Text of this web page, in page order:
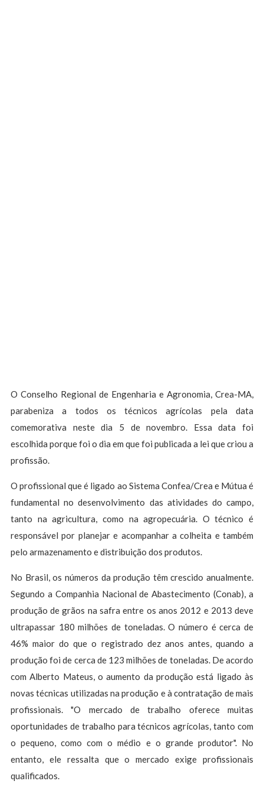
O Conselho Regional de Engenharia e Agronomia, Crea-MA,
parabeniza a todos os técnicos agrícolas pela data
comemorativa neste dia 5 de novembro. Essa data foi
escolhida porque foi o dia em que foi publicada a lei que criou a
profissão.
O profissional que é ligado ao Sistema Confea/Crea e Mútua é
fundamental no desenvolvimento das atividades do campo,
tanto na agricultura, como na agropecuária. O técnico é
responsável por planejar e acompanhar a colheita e também
pelo armazenamento e distribuição dos produtos.
No Brasil, os números da produção têm crescido anualmente.
Segundo a Companhia Nacional de Abastecimento (Conab), a
produção de grãos na safra entre os anos 2012 e 2013 deve
ultrapassar 180 milhões de toneladas. O número é cerca de
46% maior do que o registrado dez anos antes, quando a
produção foi de cerca de 123 milhões de toneladas. De acordo
com Alberto Mateus, o aumento da produção está ligado às
novas técnicas utilizadas na produção e à contratação de mais
profissionais. "O mercado de trabalho oferece muitas
oportunidades de trabalho para técnicos agrícolas, tanto com
o pequeno, como com o médio e o grande produtor". No
entanto, ele ressalta que o mercado exige profissionais
qualificados.